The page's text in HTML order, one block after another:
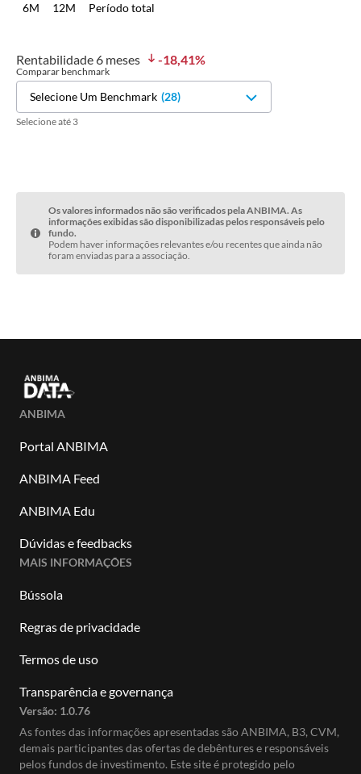
6M 12M Período total
Rentabilidade 6 meses -18,41%
Comparar benchmark
Selecione Um Benchmark (28)
Selecione até 3
Os valores informados não são verificados pela ANBIMA. As
informações exibidas são disponibilizadas pelos responsáveis pelo
fundo.
Podem haver informações relevantes e/ou recentes que ainda não
foram enviadas para a associação.
ANBIMA
Portal ANBIMA
ANBIMA Feed
ANBIMA Edu
Dúvidas e feedbacks
MAIS INFORMAÇÕES
Bússola
Regras de privacidade
Termos de uso
Transparência e governança
Versão: 1.0.76
As fontes das informações apresentadas são ANBIMA, B3, CVM,
demais participantes das ofertas de debêntures e responsáveis
pelos fundos de investimento. Este site é protegido pelo